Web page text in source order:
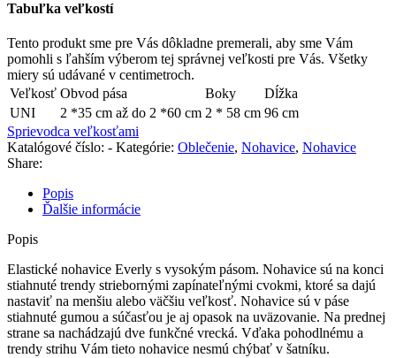
Tabuľka veľkostí
Tento produkt sme pre Vás dôkladne premerali, aby sme Vám
pomohli s ľahším výberom tej správnej veľkosti pre Vás. Všetky
miery sú udávané v centimetroch.
Veľkosť Obvod pása Boky
Dĺžka
UNI
2 *35 cm až do 2 *60 cm 2 * 58 cm 96 cm
Sprievodca veľkosťami
Katalógové číslo: - Kategórie: Oblečenie, Nohavice, Nohavice
Share:
Popis
Ďalšie informácie
Popis
Elastické nohavice Everly s vysokým pásom. Nohavice sú na konci
stiahnuté trendy striebornými zapínateľnými cvokmi, ktoré sa dajú
nastaviť na menšiu alebo väčšiu veľkosť. Nohavice sú v páse
stiahnuté gumou a súčasťou je aj opasok na uväzovanie. Na prednej
strane sa nachádzajú dve funkčné vrecká. Vďaka pohodlnému a
trendy strihu Vám tieto nohavice nesmú chýbať v šatníku.